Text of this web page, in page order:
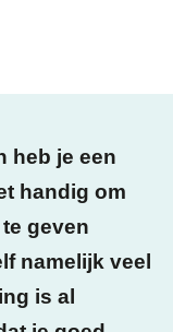
heb je een
handig om
geven
namelijk veel
is al